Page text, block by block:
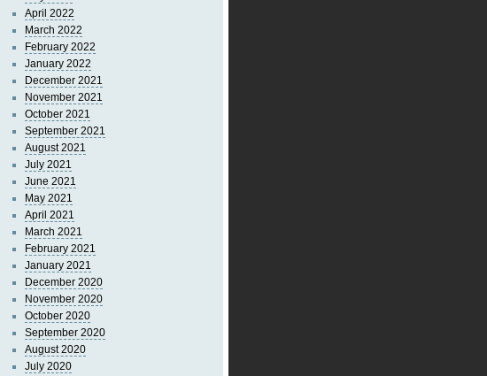
April 2022
March 2022
February 2022
January 2022
December 2021
November 2021
October 2021
September 2021
August 2021
July 2021
June 2021
May 2021
April 2021
March 2021
February 2021
January 2021
December 2020
November 2020
October 2020
September 2020
August 2020
July 2020